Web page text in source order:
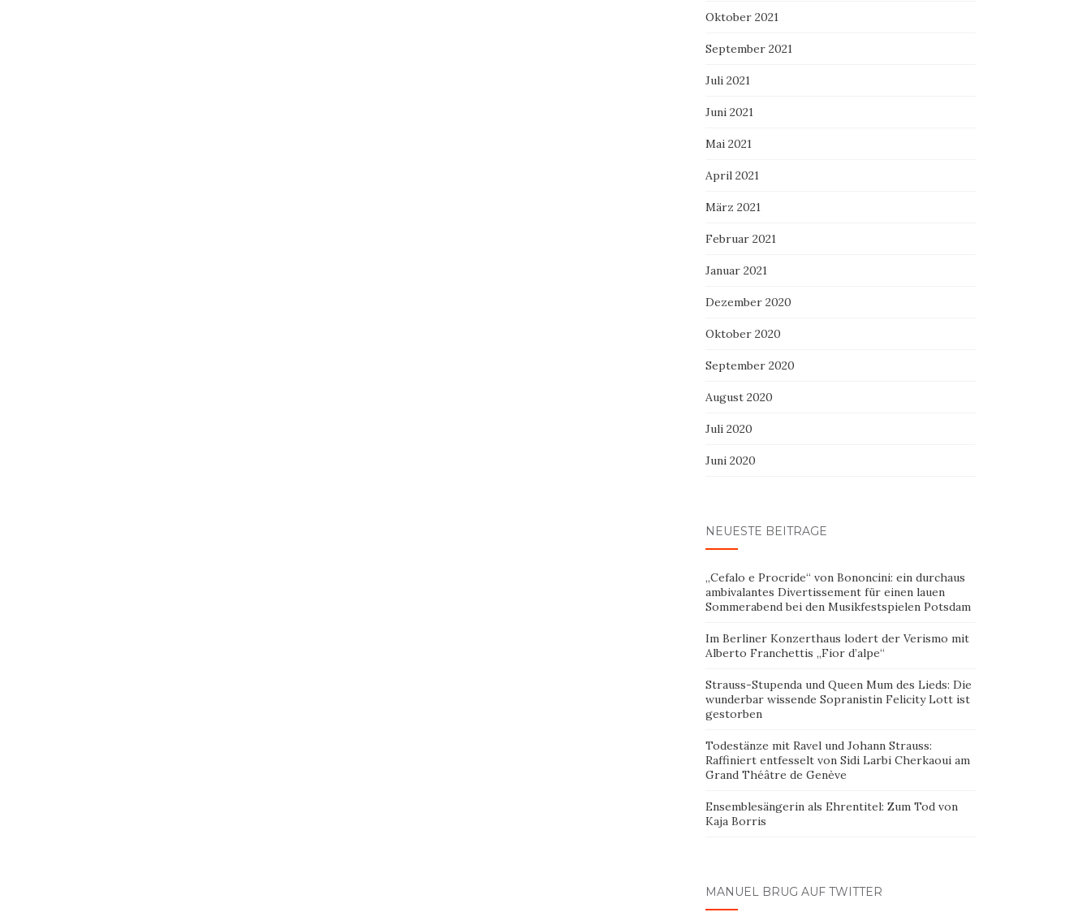
Oktober 2021
September 2021
Juli 2021
Juni 2021
Mai 2021
April 2021
März 2021
Februar 2021
Januar 2021
Dezember 2020
Oktober 2020
September 2020
August 2020
Juli 2020
Juni 2020
NEUESTE BEITRÄGE
„Cefalo e Procride“ von Bononcini: ein durchaus
ambivalantes Divertissement für einen lauen
Sommerabend bei den Musikfestspielen Potsdam
Im Berliner Konzerthaus lodert der Verismo mit
Alberto Franchettis „Fior d’alpe“
Strauss-Stupenda und Queen Mum des Lieds: Die
wunderbar wissende Sopranistin Felicity Lott ist
gestorben
Todestänze mit Ravel und Johann Strauss:
Raffiniert entfesselt von Sidi Larbi Cherkaoui am
Grand Théâtre de Genève
Ensemblesängerin als Ehrentitel: Zum Tod von
Kaja Borris
MANUEL BRUG AUF TWITTER